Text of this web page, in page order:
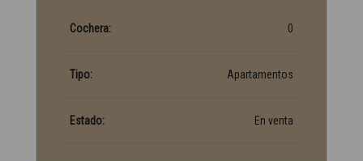
Cochera: 0
Tipo: Apartamentos
Estado: En venta